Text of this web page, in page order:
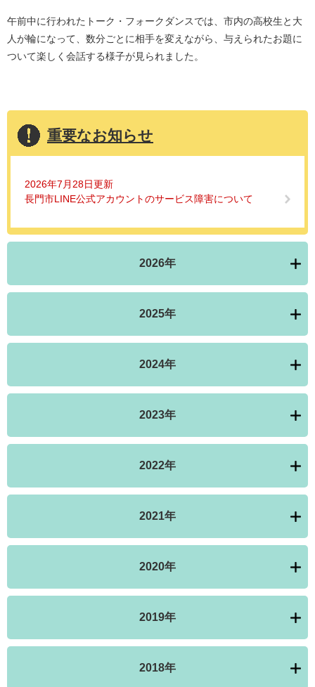
午前中に行われたトーク・フォークダンスでは、市内の高校生と大
人が輪になって、数分ごとに相手を変えながら、与えられたお題に
ついて楽しく会話する様子が見られました。
重要なお知らせ
2026年7月28日更新
長門市LINE公式アカウントのサービス障害について
2026年
2025年
2024年
2023年
2022年
2021年
2020年
2019年
2018年